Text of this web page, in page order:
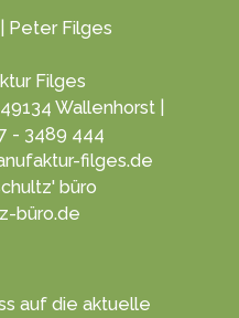
Peter Filges
Filges
Wallenhorst |
- 3489 444
filges.de
büro
büro.de
auf die aktuelle